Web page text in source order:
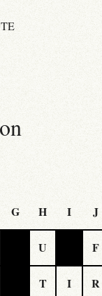
G H I J
U F
T I R